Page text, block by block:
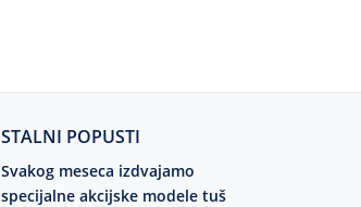
STALNI POPUSTI
Svakog meseca izdvajamo
specijalne akcijske modele tuš